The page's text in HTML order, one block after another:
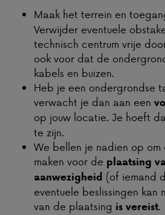
Maak het terrein en
Verwijder eventuele
technisch centrum vrije
ook voor dat de
kabels en buizen.
Heb je een ondergrondse
verwacht je dan aan een
op jouw locatie. Je hoeft
te zijn.
We bellen je nadien op om
maken voor de plaatsing
aanwezigheid (of iemand
eventuele beslissingen kan
van de plaatsing is vereist.